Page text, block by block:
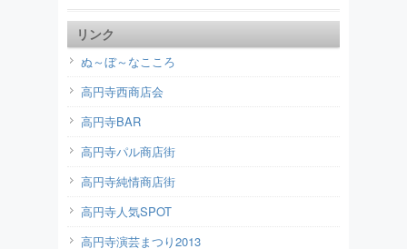
リンク
ぬ～ぼ～なこころ
高円寺西商店会
高円寺BAR
高円寺パル商店街
高円寺純情商店街
高円寺人気SPOT
高円寺演芸まつり2013